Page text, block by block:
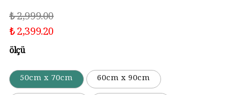
₺ 2,999.00
₺ 2,399.20
ölçü
50cm x 70cm
60cm x 90cm